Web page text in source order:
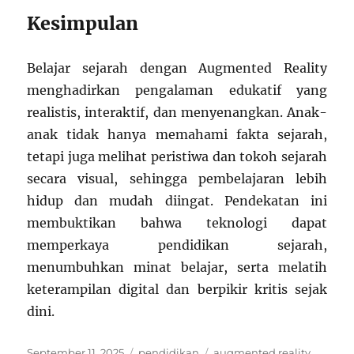
Kesimpulan
Belajar sejarah dengan Augmented Reality
menghadirkan pengalaman edukatif yang
realistis, interaktif, dan menyenangkan. Anak-
anak tidak hanya memahami fakta sejarah,
tetapi juga melihat peristiwa dan tokoh sejarah
secara visual, sehingga pembelajaran lebih
hidup dan mudah diingat. Pendekatan ini
membuktikan bahwa teknologi dapat
memperkaya pendidikan sejarah,
menumbuhkan minat belajar, serta melatih
keterampilan digital dan berpikir kritis sejak
dini.